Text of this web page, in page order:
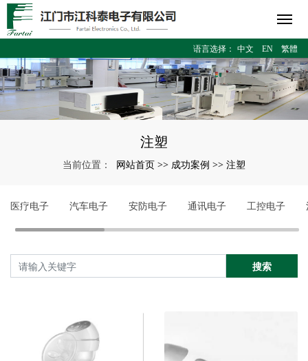
语言选择： 中文 EN 繁體
注塑
当前位置： 网站首页 >> 成功案例 >> 注塑
医疗电子 汽车电子 安防电子 通讯电子 工控电子
搜索